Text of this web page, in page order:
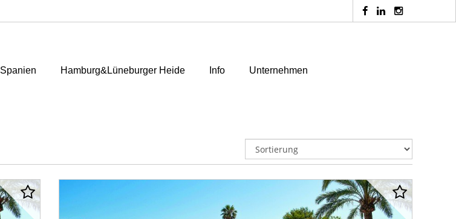
Spanien Hamburg&Lüneburger Heide Info Unternehmen